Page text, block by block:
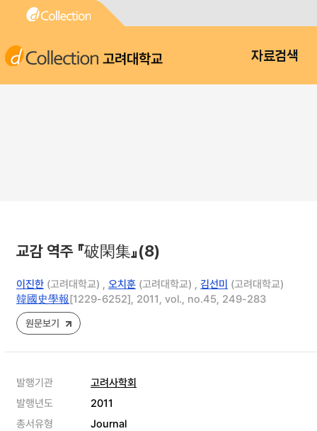
고려대학교 자료검색
교감 역주 『破閑集』(8)
이진한 (고려대학교) , 오치훈 (고려대학교) , 김선미 (고려대학교)
韓國史學報[1229-6252], 2011, vol., no.45, 249-283
원문보기
발행기관
고려사학회
발행년도
2011
총서유형
Journal